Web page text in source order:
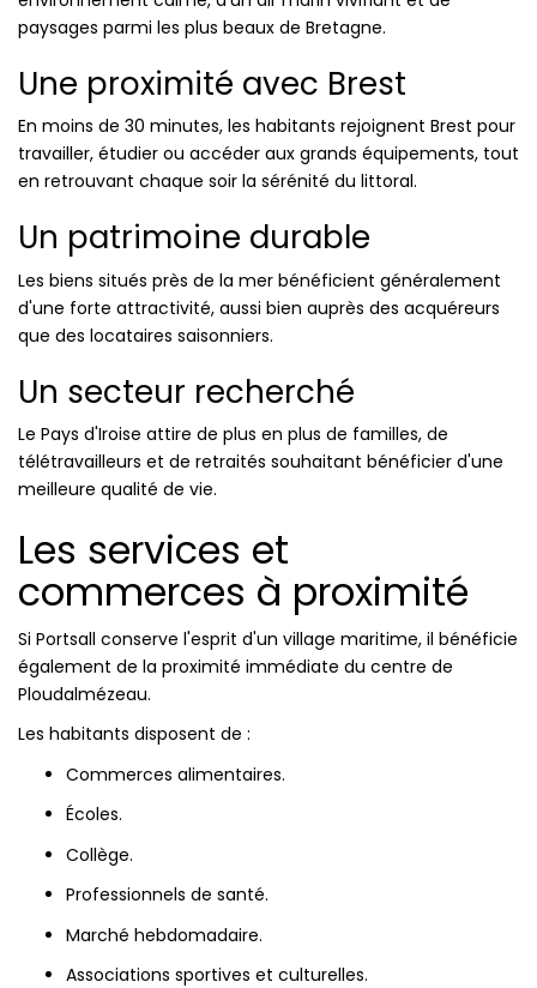
paysages parmi les plus beaux de Bretagne.
Une proximité avec Brest
En moins de 30 minutes, les habitants rejoignent Brest pour
travailler, étudier ou accéder aux grands équipements, tout
en retrouvant chaque soir la sérénité du littoral.
Un patrimoine durable
Les biens situés près de la mer bénéficient généralement
d'une forte attractivité, aussi bien auprès des acquéreurs
que des locataires saisonniers.
Un secteur recherché
Le Pays d'Iroise attire de plus en plus de familles, de
télétravailleurs et de retraités souhaitant bénéficier d'une
meilleure qualité de vie.
Les services et
commerces à proximité
Si Portsall conserve l'esprit d'un village maritime, il bénéficie
également de la proximité immédiate du centre de
Ploudalmézeau.
Les habitants disposent de :
Commerces alimentaires.
Écoles.
Collège.
Professionnels de santé.
Marché hebdomadaire.
Associations sportives et culturelles.